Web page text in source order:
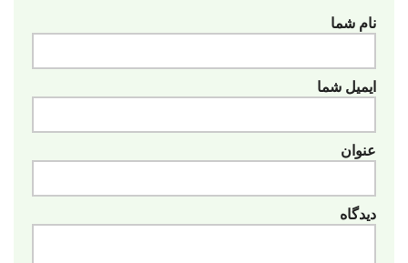
نام شما
ایمیل شما
عنوان
دیدگاه